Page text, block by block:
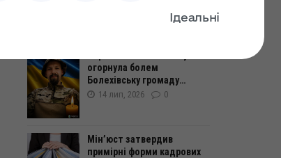
територіальній громаді.
огорнула болем
Болехівську громаду…
14 лип, 2026 0
Мін’юст затвердив
примірні форми кадрових